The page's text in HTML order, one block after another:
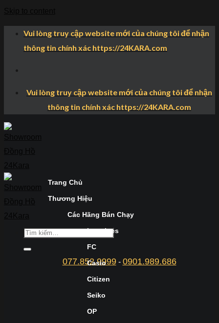
Vui lòng truy cập website mới của chúng tôi để nhận
thông tin chính xác https://24KARA.com
Vui lòng truy cập website mới của chúng tôi để nhận
thông tin chính xác https://24KARA.com
077.852.9999- 0901.989.686
Trang Chủ
Thương Hiệu
Các Hãng Bán Chạy
Longines
FC
Casio
Citizen
Seiko
OP